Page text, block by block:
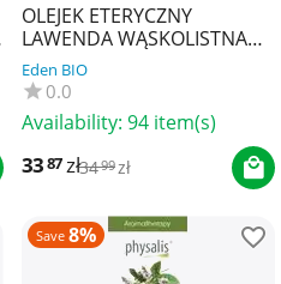
OLEJEK ETERYCZNY
LAWENDA WĄSKOLISTNA
BIO 10 ml - PHYSALIS
Eden BIO
0.0
Availability: 94 item(s)
3387zł3499zł
Save 8%